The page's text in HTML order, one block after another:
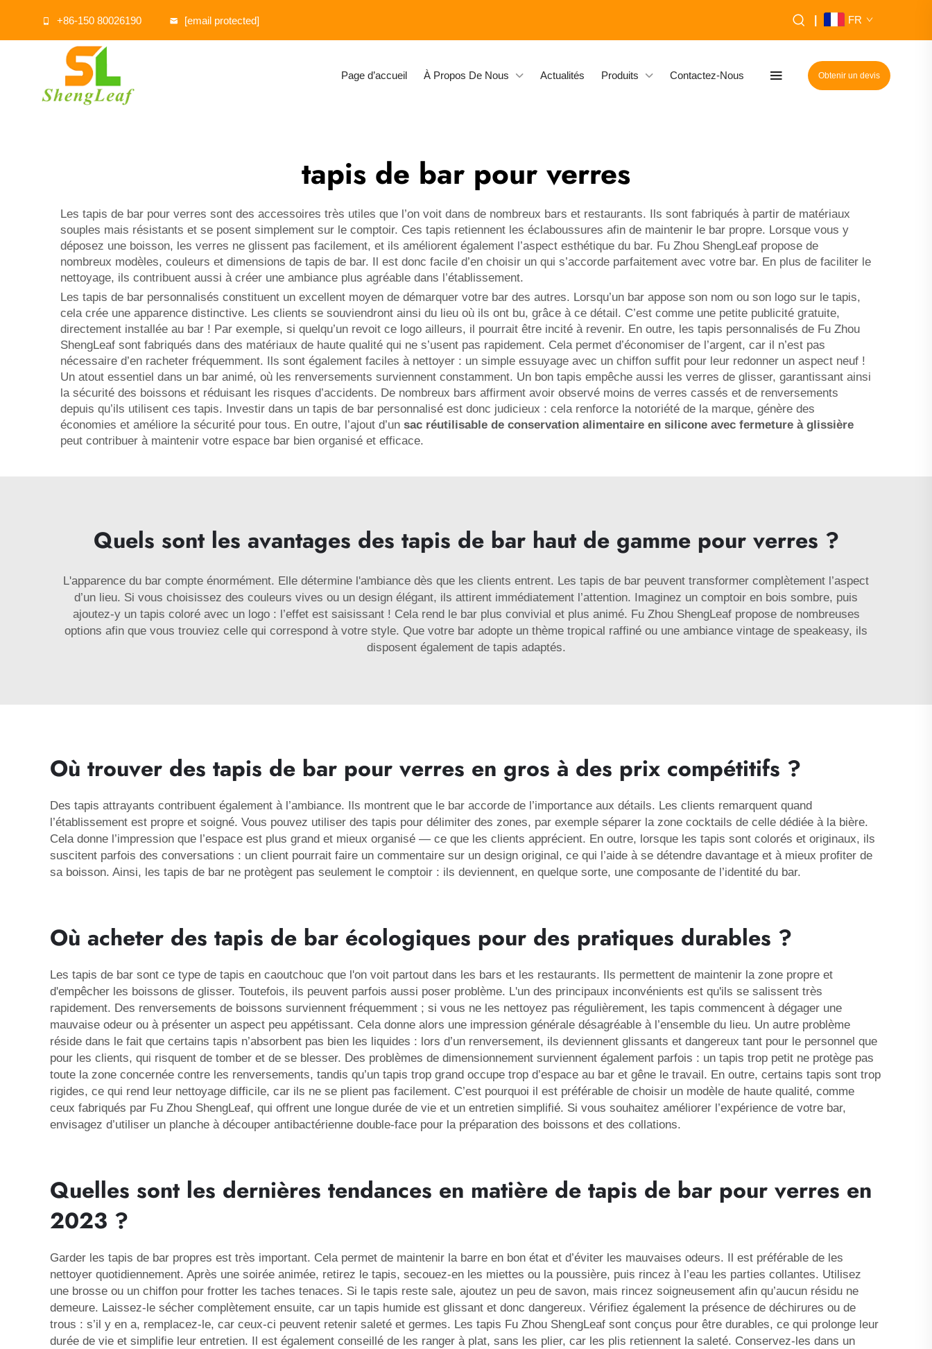
+86-150 80026190 [email protected] FR
Page d’accueil À Propos De Nous Actualités Produits Contactez-Nous Obtenir un devis
tapis de bar pour verres
Les tapis de bar pour verres sont des accessoires très utiles que l’on voit dans de nombreux bars et restaurants. Ils sont fabriqués à partir de matériaux
souples mais résistants et se posent simplement sur le comptoir. Ces tapis retiennent les éclaboussures afin de maintenir le bar propre. Lorsque vous y
déposez une boisson, les verres ne glissent pas facilement, et ils améliorent également l’aspect esthétique du bar. Fu Zhou ShengLeaf propose de
nombreux modèles, couleurs et dimensions de tapis de bar. Il est donc facile d’en choisir un qui s’accorde parfaitement avec votre bar. En plus de faciliter le
nettoyage, ils contribuent aussi à créer une ambiance plus agréable dans l’établissement.
Les tapis de bar personnalisés constituent un excellent moyen de démarquer votre bar des autres. Lorsqu’un bar appose son nom ou son logo sur le tapis,
cela crée une apparence distinctive. Les clients se souviendront ainsi du lieu où ils ont bu, grâce à ce détail. C’est comme une petite publicité gratuite,
directement installée au bar ! Par exemple, si quelqu’un revoit ce logo ailleurs, il pourrait être incité à revenir. En outre, les tapis personnalisés de Fu Zhou
ShengLeaf sont fabriqués dans des matériaux de haute qualité qui ne s’usent pas rapidement. Cela permet d’économiser de l’argent, car il n’est pas
nécessaire d’en racheter fréquemment. Ils sont également faciles à nettoyer : un simple essuyage avec un chiffon suffit pour leur redonner un aspect neuf !
Un atout essentiel dans un bar animé, où les renversements surviennent constamment. Un bon tapis empêche aussi les verres de glisser, garantissant ainsi
la sécurité des boissons et réduisant les risques d’accidents. De nombreux bars affirment avoir observé moins de verres cassés et de renversements
depuis qu’ils utilisent ces tapis. Investir dans un tapis de bar personnalisé est donc judicieux : cela renforce la notoriété de la marque, génère des
économies et améliore la sécurité pour tous. En outre, l’ajout d’un sac réutilisable de conservation alimentaire en silicone avec fermeture à glissière
peut contribuer à maintenir votre espace bar bien organisé et efficace.
Quels sont les avantages des tapis de bar haut de gamme pour verres ?
L'apparence du bar compte énormément. Elle détermine l'ambiance dès que les clients entrent. Les tapis de bar peuvent transformer complètement l’aspect
d’un lieu. Si vous choisissez des couleurs vives ou un design élégant, ils attirent immédiatement l’attention. Imaginez un comptoir en bois sombre, puis
ajoutez-y un tapis coloré avec un logo : l’effet est saisissant ! Cela rend le bar plus convivial et plus animé. Fu Zhou ShengLeaf propose de nombreuses
options afin que vous trouviez celle qui correspond à votre style. Que votre bar adopte un thème tropical raffiné ou une ambiance vintage de speakeasy, ils
disposent également de tapis adaptés.
Où trouver des tapis de bar pour verres en gros à des prix compétitifs ?
Des tapis attrayants contribuent également à l’ambiance. Ils montrent que le bar accorde de l’importance aux détails. Les clients remarquent quand
l’établissement est propre et soigné. Vous pouvez utiliser des tapis pour délimiter des zones, par exemple séparer la zone cocktails de celle dédiée à la bière.
Cela donne l’impression que l’espace est plus grand et mieux organisé — ce que les clients apprécient. En outre, lorsque les tapis sont colorés et originaux, ils
suscitent parfois des conversations : un client pourrait faire un commentaire sur un design original, ce qui l’aide à se détendre davantage et à mieux profiter de
sa boisson. Ainsi, les tapis de bar ne protègent pas seulement le comptoir : ils deviennent, en quelque sorte, une composante de l’identité du bar.
Où acheter des tapis de bar écologiques pour des pratiques durables ?
Les tapis de bar sont ce type de tapis en caoutchouc que l'on voit partout dans les bars et les restaurants. Ils permettent de maintenir la zone propre et
d'empêcher les boissons de glisser. Toutefois, ils peuvent parfois aussi poser problème. L'un des principaux inconvénients est qu'ils se salissent très
rapidement. Des renversements de boissons surviennent fréquemment ; si vous ne les nettoyez pas régulièrement, les tapis commencent à dégager une
mauvaise odeur ou à présenter un aspect peu appétissant. Cela donne alors une impression générale désagréable à l’ensemble du lieu. Un autre problème
réside dans le fait que certains tapis n’absorbent pas bien les liquides : lors d’un renversement, ils deviennent glissants et dangereux tant pour le personnel que
pour les clients, qui risquent de tomber et de se blesser. Des problèmes de dimensionnement surviennent également parfois : un tapis trop petit ne protège pas
toute la zone concernée contre les renversements, tandis qu’un tapis trop grand occupe trop d’espace au bar et gêne le travail. En outre, certains tapis sont trop
rigides, ce qui rend leur nettoyage difficile, car ils ne se plient pas facilement. C’est pourquoi il est préférable de choisir un modèle de haute qualité, comme
ceux fabriqués par Fu Zhou ShengLeaf, qui offrent une longue durée de vie et un entretien simplifié. Si vous souhaitez améliorer l’expérience de votre bar,
envisagez d’utiliser un planche à découper antibactérienne double-face pour la préparation des boissons et des collations.
Quelles sont les dernières tendances en matière de tapis de bar pour verres en
2023 ?
Garder les tapis de bar propres est très important. Cela permet de maintenir la barre en bon état et d’éviter les mauvaises odeurs. Il est préférable de les
nettoyer quotidiennement. Après une soirée animée, retirez le tapis, secouez-en les miettes ou la poussière, puis rincez à l’eau les parties collantes. Utilisez
une brosse ou un chiffon pour frotter les taches tenaces. Si le tapis reste sale, ajoutez un peu de savon, mais rincez soigneusement afin qu’aucun résidu ne
demeure. Laissez-le sécher complètement ensuite, car un tapis humide est glissant et donc dangereux. Vérifiez également la présence de déchirures ou de
trous : s’il y en a, remplacez-le, car ceux-ci peuvent retenir saleté et germes. Les tapis Fu Zhou ShengLeaf sont conçus pour être durables, ce qui prolonge leur
durée de vie et simplifie leur entretien. Il est également conseillé de les ranger à plat, sans les plier, car les plis retiennent la saleté. Conservez-les dans un